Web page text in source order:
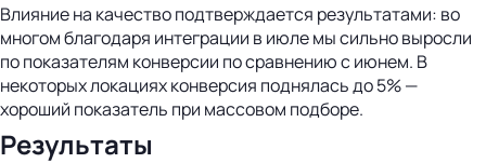
Влияние на качество подтверждается результатами: во
многом благодаря интеграции в июле мы сильно выросли
по показателям конверсии по сравнению с июнем. В
некоторых локациях конверсия поднялась до 5% —
хороший показатель при массовом подборе.
Результаты